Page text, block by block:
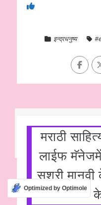
इन्द्रधनुष्य
मराठी
लाईफ
सुश्री
Optimized by Optimole